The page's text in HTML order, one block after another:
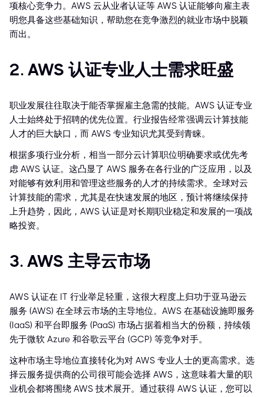
项核心竞争力。AWS 云从业者认证等 AWS 认证能够向雇主表
明您具备这些基础知识，帮助您在竞争激烈的就业市场中脱颖
而出。
2. AWS 认证专业人士需求旺盛
职业发展往往取决于能否掌握雇主急需的技能。AWS 认证专业
人士始终处于招聘的优先位置。行业报告经常强调云计算技能
人才的巨大缺口，而 AWS 专业知识尤其受到青睐。
根据多项行业分析，相当一部分云计算职位明确要求或优先考
虑 AWS 认证。这凸显了 AWS 服务在各行业的广泛应用，以及
对能够有效利用和管理这些服务的人才的持续需求。全球对云
计算技能的需求，尤其是在快速发展的地区，预计将继续保持
上升趋势，因此，AWS 认证是对长期职业稳定和发展的一项战
略投资。
3. AWS 主导云市场
AWS 认证在 IT 行业举足轻重，这很大程度上归功于亚马逊云
服务 (AWS) 在全球云市场的主导地位。AWS 在基础设施即服务
(IaaS) 和平台即服务 (PaaS) 市场占据着相当大的份额，持续领
先于微软 Azure 和谷歌云平台 (GCP) 等竞争对手。
这种市场主导地位直接转化为对 AWS 专业人士的更高需求。选
择云服务提供商的公司很可能会选择 AWS，这意味着大量的职
业机会都将围绕 AWS 技术展开。通过获得 AWS 认证，您可以